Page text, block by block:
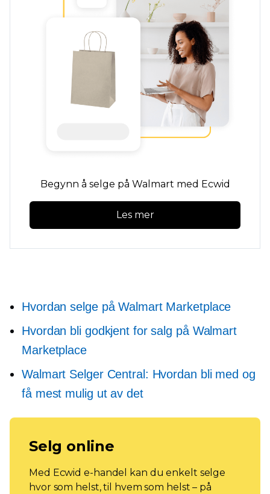
Begynn å selge på Walmart med Ecwid
Les mer
Hvordan selge på Walmart Marketplace
Hvordan bli godkjent for salg på Walmart
Marketplace
Walmart Selger Central: Hvordan bli med og
få mest mulig ut av det
Selg online
Med Ecwid e-handel kan du enkelt selge
hvor som helst, til hvem som helst – på